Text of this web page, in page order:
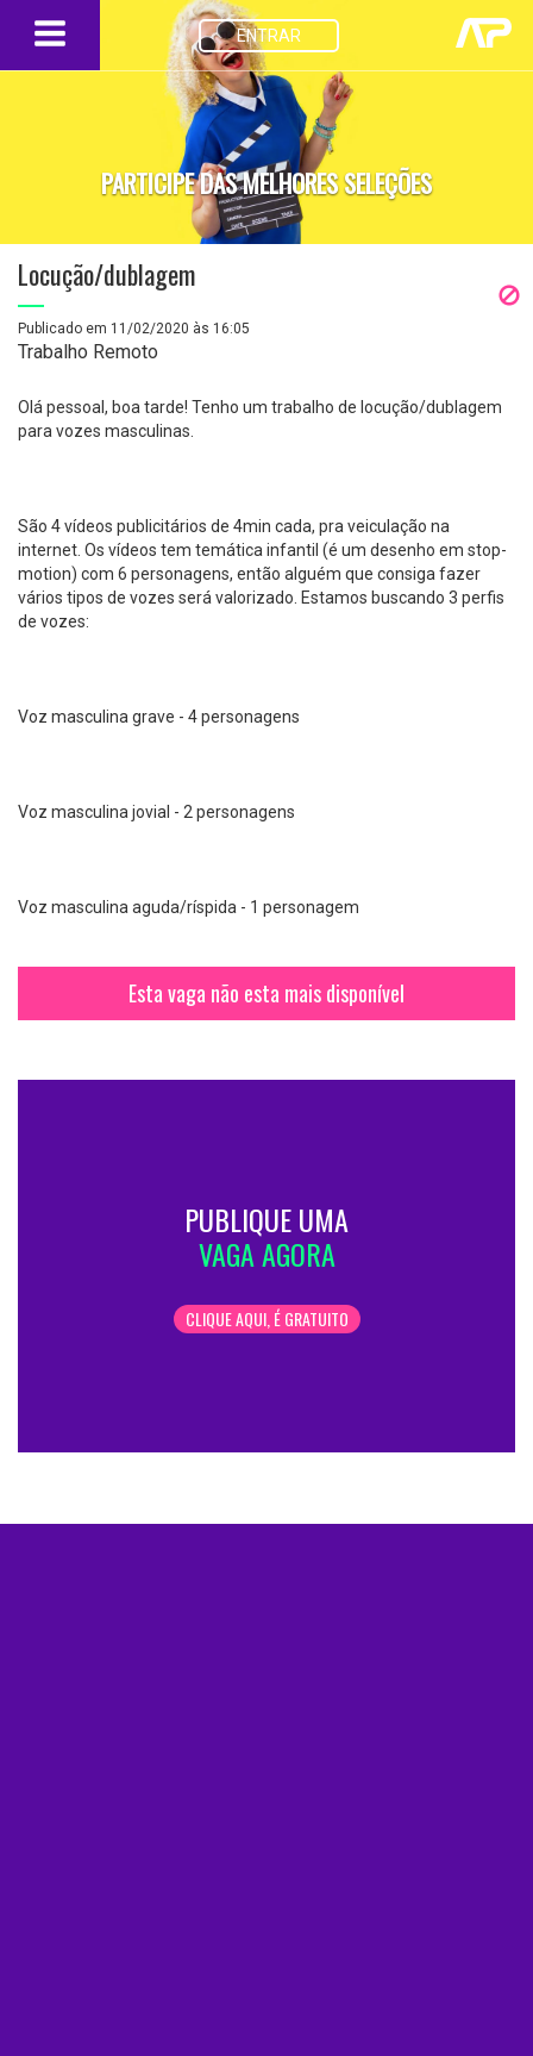
ENTRAR
PARTICIPE DAS MELHORES SELEÇÕES
Locução/dublagem
Publicado em 11/02/2020 às 16:05
Trabalho Remoto
Olá pessoal, boa tarde! Tenho um trabalho de locução/dublagem
para vozes masculinas.
São 4 vídeos publicitários de 4min cada, pra veiculação na
internet. Os vídeos tem temática infantil (é um desenho em stop-
motion) com 6 personagens, então alguém que consiga fazer
vários tipos de vozes será valorizado. Estamos buscando 3 perfis
de vozes:
Voz masculina grave - 4 personagens
Voz masculina jovial - 2 personagens
Voz masculina aguda/ríspida - 1 personagem
Esta vaga não esta mais disponível
PUBLIQUE UMA
VAGA AGORA
CLIQUE AQUI, É GRATUITO